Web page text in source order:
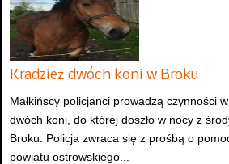
Kradzież dwóch koni w Broku
Małkińscy policjanci prowadzą czynności
dwóch koni, do której doszło w nocy z
Broku. Policja zwraca się z prośbą o
powiatu ostrowskiego...